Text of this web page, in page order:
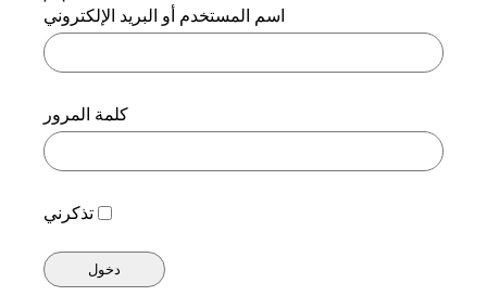
اسم المستخدم أو البريد الإلكتروني
كلمة المرور
تذكرني